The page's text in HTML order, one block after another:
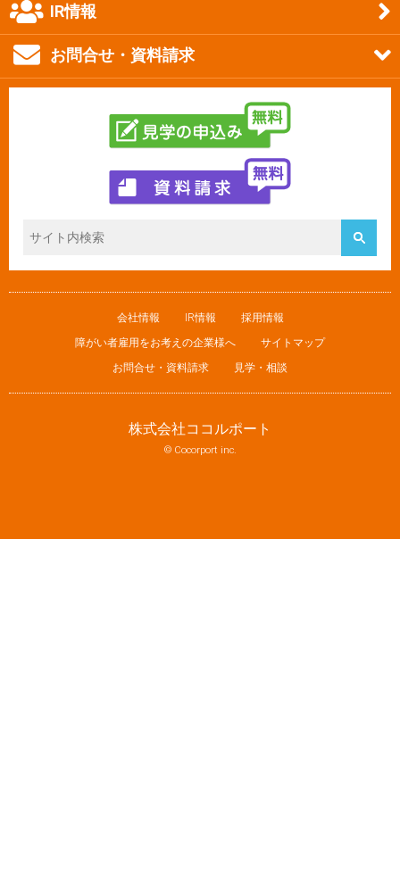
IR情報
お問合せ・資料請求
会社情報 IR情報
採用情報
障がい者雇用をお考えの企業様へ
サイトマップ
お問合せ・資料請求
見学・相談
株式会社ココルポート
© Cocorport inc.